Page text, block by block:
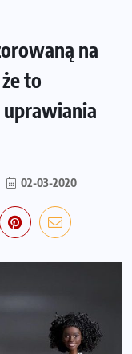
na
to
02-03-2020